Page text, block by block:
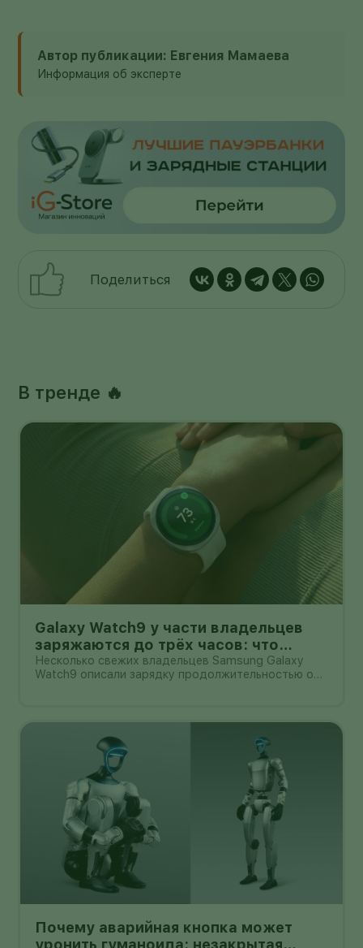
Автор публикации: Евгения Мамаева
Информация об эксперте
Поделиться
В тренде 🔥
Galaxy Watch9 у части владельцев
заряжаются до трёх часов: что
проверить перед возвратом
Несколько свежих владельцев Samsung Galaxy
Watch9 описали зарядку продолжительностью от
Почему аварийная кнопка может